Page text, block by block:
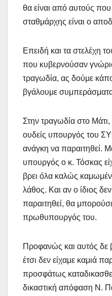
θα είναι από αυτούς
σταθμάρχης είναι ο
Επειδή και τα στελέχη
που κυβερνούσαν
τραγωδία, ας δούμε
βγάλουμε
Στην τραγωδία στο
ουδείς υπουργός του
ανάγκη να παραιτηθεί.
υπουργός ο κ. Τόσκας
βρει όλα καλώς
λάθος. Και αν ο ίδιος δεν
παραιτηθεί, θα
πρωθυπουργός του.
Προφανώς και αυτός δε
έτσι δεν είχαμε καμιά
προσφάτως
δικαστική απόφαση Ν.